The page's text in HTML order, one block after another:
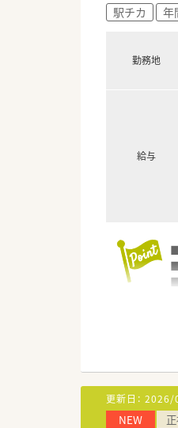
駅チカ 年
勤務地
給与
更新日： 2026/
NEW